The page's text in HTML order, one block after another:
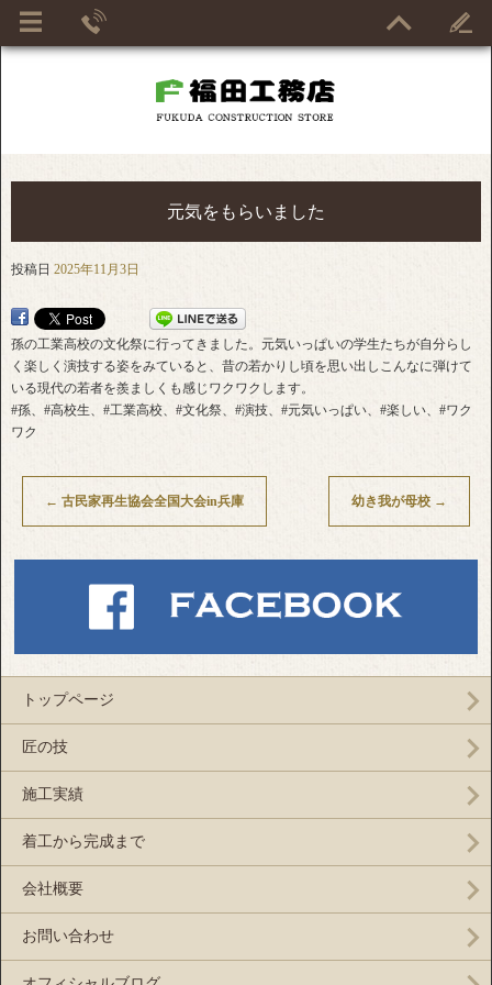
元気をもらいました
投稿日 2025年11月3日
孫の工業高校の文化祭に行ってきました。元気いっぱいの学生たちが自分らし
く楽しく演技する姿をみていると、昔の若かりし頃を思い出しこんなに弾けて
いる現代の若者を羨ましくも感じワクワクします。
#孫、#高校生、#工業高校、#文化祭、#演技、#元気いっぱい、#楽しい、#ワク
ワク
← 古民家再生協会全国大会in兵庫 幼き我が母校 →
トップページ
匠の技
施工実績
着工から完成まで
会社概要
お問い合わせ